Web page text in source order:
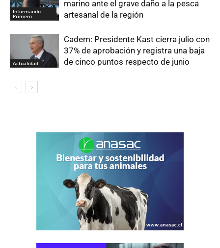
Informando
Primero
marino ante el grave daño a la pesca
artesanal de la región
Actualidad
Cadem: Presidente Kast cierra julio con
37% de aprobación y registra una baja
de cinco puntos respecto de junio